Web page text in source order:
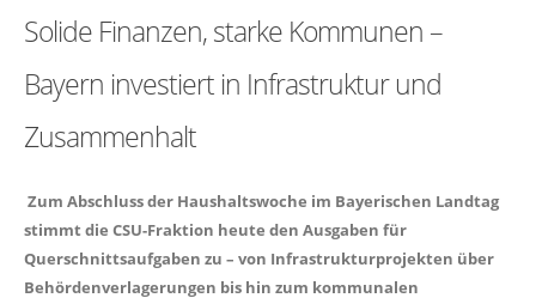
Solide Finanzen, starke Kommunen –
Bayern investiert in Infrastruktur und
Zusammenhalt
Zum Abschluss der Haushaltswoche im Bayerischen Landtag
stimmt die CSU-Fraktion heute den Ausgaben für
Querschnittsaufgaben zu – von Infrastrukturprojekten über
Behördenverlagerungen bis hin zum kommunalen